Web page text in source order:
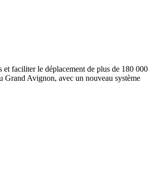
faciliter le déplacement de plus de 180 000
Grand Avignon, avec un nouveau système